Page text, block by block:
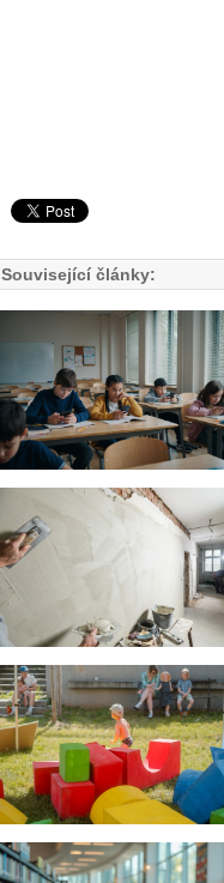
Související články: